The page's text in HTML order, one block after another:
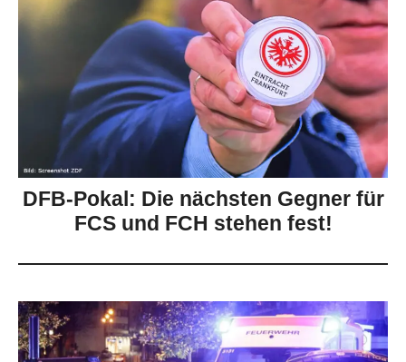
DFB-Pokal: Die nächsten Gegner für
FCS und FCH stehen fest!